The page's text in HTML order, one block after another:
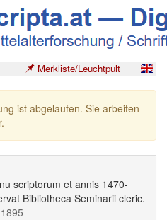
Merkliste/Leuchtpult
ist abgelaufen. Sie arbeiten
scriptorum et annis 1470-
Bibliotheca Seminarii cleric.